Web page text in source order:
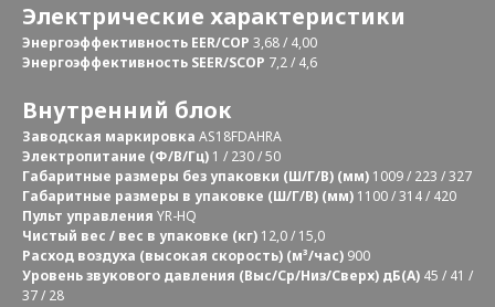
Электрические характеристики
Энергоэффективность EER/COP 3,68 / 4,00
Энергоэффективность SEER/SCOP 7,2 / 4,6
Внутренний блок
Заводская маркировка AS18FDAHRA
Электропитание (Ф/В/Гц) 1 / 230 / 50
Габаритные размеры без упаковки (Ш/Г/В) (мм) 1009 / 223 / 327
Габаритные размеры в упаковке (Ш/Г/В) (мм) 1100 / 314 / 420
Пульт управления YR-HQ
Чистый вес / вес в упаковке (кг) 12,0 / 15,0
Расход воздуха (высокая скорость) (м³/час) 900
Уровень звукового давления (Выс/Ср/Низ/Сверх) дБ(А) 45 / 41 /
37 / 28